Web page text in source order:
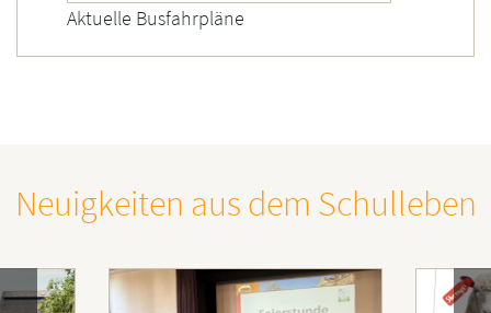
Aktuelle Busfahrpläne
Neuigkeiten aus dem Schulleben